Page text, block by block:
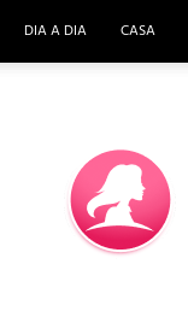
DIA A DIA CASA